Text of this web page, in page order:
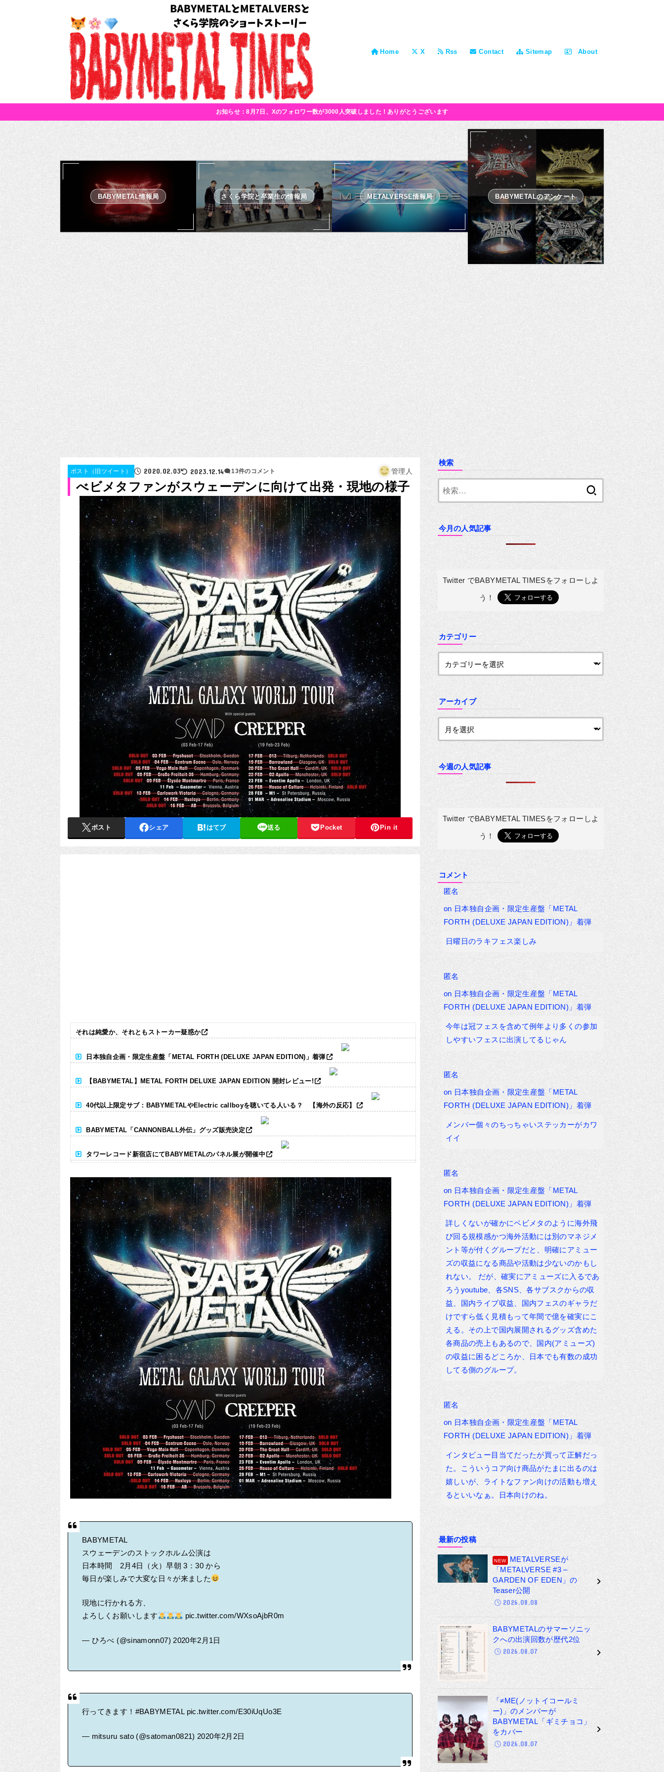
Home X Rss Contact Sitemap About
お知らせ：8月7日、Xのフォロワー数が3000人突破しました！ありがとうございます
BABYMETAL情報局 さくら学院と卒業生の情報局 METALVERSE情報局 BABYMETALのアンケート
ポスト（旧ツイート） 2020.02.03 2023.12.14 13件のコメント 管理人
べビメタファンがスウェーデンに向けて出発・現地の様子
ポスト シェア はてブ 送る Pocket Pin it
それは純愛か、それともストーカー疑惑か
日本独自企画・限定生産盤「METAL FORTH (DELUXE JAPAN EDITION)」着弾
【BABYMETAL】METAL FORTH DELUXE JAPAN EDITION 開封レビュー!
40代以上限定サブ：BABYMETALやElectric callboyを聴いてる人いる？ 【海外の反応】
BABYMETAL「CANNONBALL外伝」グッズ販売決定
タワーレコード新宿店にてBABYMETALのパネル展が開催中
BABYMETAL
スウェーデンのストックホルム公演は
日本時間 2月4日（火）早朝 3：30 から
毎日が楽しみで大変な日々が来ました
現地に行かれる方、
よろしくお願いします
pic.twitter.com/WXsoAjbR0m
— ひろべ (@sinamonn07) 2020年2月1日
行ってきます！ #BABYMETAL pic.twitter.com/E30iUqUo3E
— mitsuru sato (@satoman0821) 2020年2月2日
検索
今月の人気記事
Twitter でBABYMETAL TIMESをフォローしよ
う！
カテゴリー
アーカイブ
今週の人気記事
Twitter でBABYMETAL TIMESをフォローしよ
う！
コメント
匿名
on 日本独自企画・限定生産盤「METAL
FORTH (DELUXE JAPAN EDITION)」着弾
日曜日のラキフェス楽しみ
匿名
on 日本独自企画・限定生産盤「METAL
FORTH (DELUXE JAPAN EDITION)」着弾
今年は冠フェスを含めて例年より多くの参加
しやすいフェスに出演してるじゃん
匿名
on 日本独自企画・限定生産盤「METAL
FORTH (DELUXE JAPAN EDITION)」着弾
メンバー個々のちっちゃいステッカーがカワ
イイ
匿名
on 日本独自企画・限定生産盤「METAL
FORTH (DELUXE JAPAN EDITION)」着弾
詳しくないが確かにベビメタのように海外飛
び回る規模感かつ海外活動には別のマネジメ
ント等が付くグループだと、明確にアミュー
ズの収益になる商品や活動は少ないのかもし
れない。 だが、確実にアミューズに入るであ
ろうyoutube、各SNS、各サブスクからの収
益、国内ライブ収益、国内フェスのギャラだ
けですら低く見積もって年間で億を確実にこ
える。その上で国内展開されるグッズ含めた
各商品の売上もあるので、国内(アミューズ)
の収益に困るどころか、日本でも有数の成功
してる側のグループ。
匿名
on 日本独自企画・限定生産盤「METAL
FORTH (DELUXE JAPAN EDITION)」着弾
インタビュー目当てだったが買って正解だっ
た。こういうコア向け商品がたまに出るのは
嬉しいが、ライトなファン向けの活動も増え
るといいなぁ。日本向けのね。
最新の投稿
METALVERSEが
「METALVERSE #3 –
GARDEN OF EDEN」の
Teaser公開
2026.08.08
BABYMETALのサマーソニッ
クへの出演回数が歴代2位
2026.08.07
「≠ME(ノットイコールミ
ー)」のメンバーが
BABYMETAL「ギミチョコ」
をカバー
2026.08.07